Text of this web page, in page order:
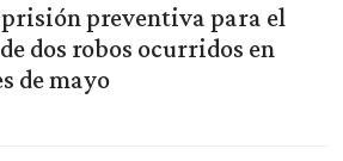
preventiva para el
dos robos ocurridos en
de mayo